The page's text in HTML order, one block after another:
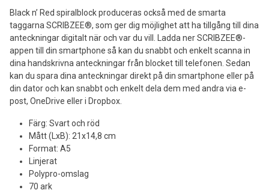
Black n’ Red spiralblock produceras också med de smarta
taggarna SCRIBZEE®, som ger dig möjlighet att ha tillgång till dina
anteckningar digitalt när och var du vill. Ladda ner SCRIBZEE®-
appen till din smartphone så kan du snabbt och enkelt scanna in
dina handskrivna anteckningar från blocket till telefonen. Sedan
kan du spara dina anteckningar direkt på din smartphone eller på
din dator och kan snabbt och enkelt dela dem med andra via e-
post, OneDrive eller i Dropbox.
Färg: Svart och röd
Mått (LxB): 21x14,8 cm
Format: A5
Linjerat
Polypro-omslag
70 ark